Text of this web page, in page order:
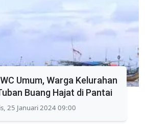
Umum, Warga Kelurahan
Buang Hajat di Pantai
25 Januari 2024 09:00